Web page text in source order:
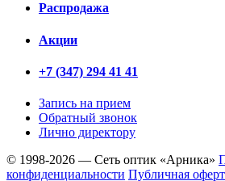
Распродажа
Акции
+7 (347) 294 41 41
Запись на прием
Обратный звонок
Лично директору
© 1998-2026 — Сеть оптик «Арника»
конфиденциальности Публичная